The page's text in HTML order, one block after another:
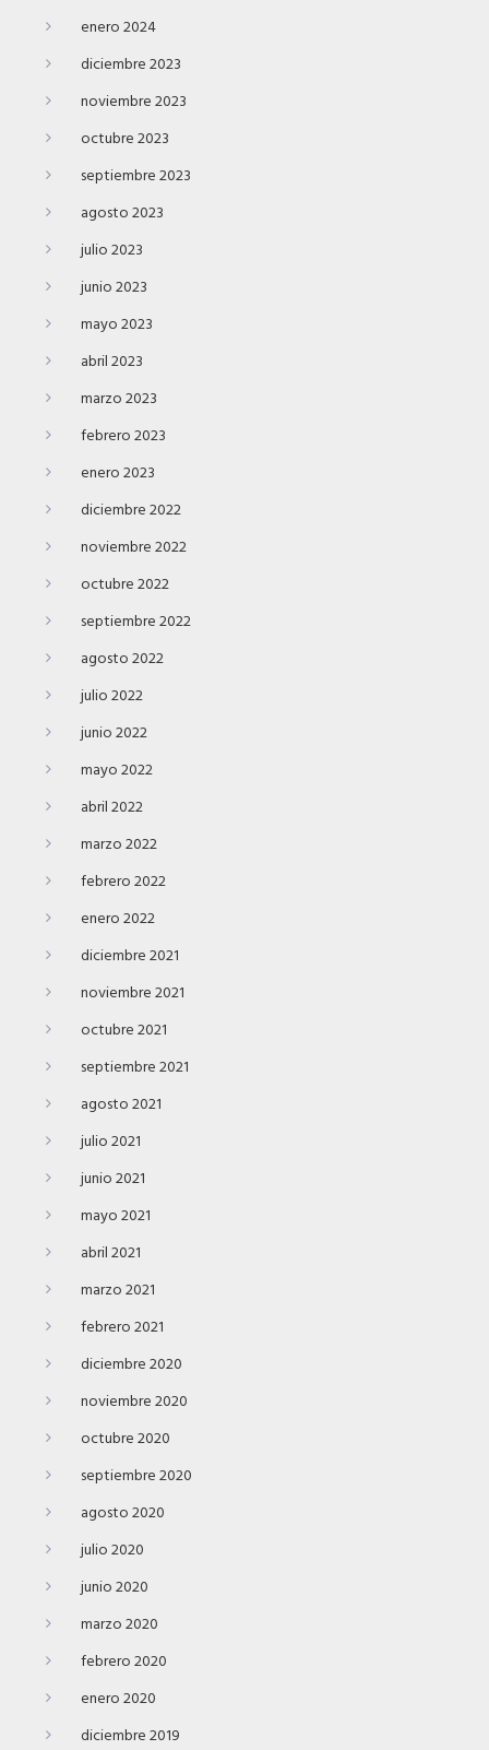
enero 2024
diciembre 2023
noviembre 2023
octubre 2023
septiembre 2023
agosto 2023
julio 2023
junio 2023
mayo 2023
abril 2023
marzo 2023
febrero 2023
enero 2023
diciembre 2022
noviembre 2022
octubre 2022
septiembre 2022
agosto 2022
julio 2022
junio 2022
mayo 2022
abril 2022
marzo 2022
febrero 2022
enero 2022
diciembre 2021
noviembre 2021
octubre 2021
septiembre 2021
agosto 2021
julio 2021
junio 2021
mayo 2021
abril 2021
marzo 2021
febrero 2021
diciembre 2020
noviembre 2020
octubre 2020
septiembre 2020
agosto 2020
julio 2020
junio 2020
marzo 2020
febrero 2020
enero 2020
diciembre 2019